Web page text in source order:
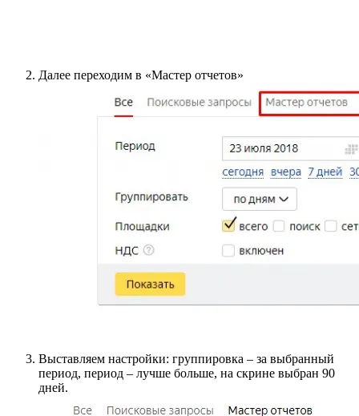
Далее переходим в «Мастер отчетов»
Выставляем настройки: группировка – за выбранный
период, период – лучше больше, на скрине выбран 90
дней.